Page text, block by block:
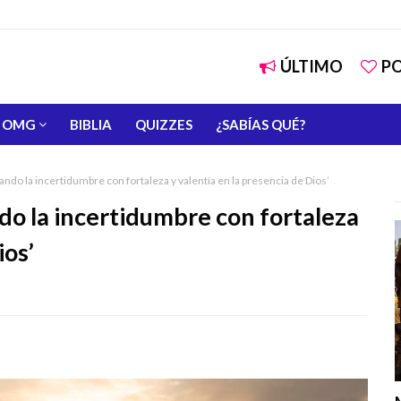
ÚLTIMO
OMG BIBLIA QUIZZES ¿SABÍAS QUÉ?
la incertidumbre con fortaleza y valentía en la presencia de Dios’
la incertidumbre con fortaleza